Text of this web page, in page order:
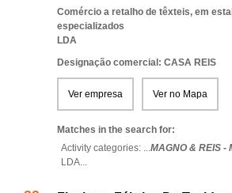
Comércio a retalho de têxteis, em
especializados
LDA
Designação comercial: CASA REIS
Ver empresa Ver no Mapa
Matches in the search for:
Activity categories: ...MAGNO & REIS -
LDA...